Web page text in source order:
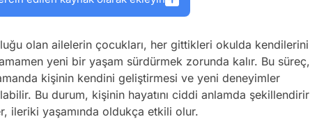
olan ailelerin çocukları, her gittikleri okulda kendilerini
yeni bir yaşam sürdürmek zorunda kalır. Bu süreç,
kişinin kendini geliştirmesi ve yeni deneyimler
Bu durum, kişinin hayatını ciddi anlamda şekillendirir
ileriki yaşamında oldukça etkili olur.